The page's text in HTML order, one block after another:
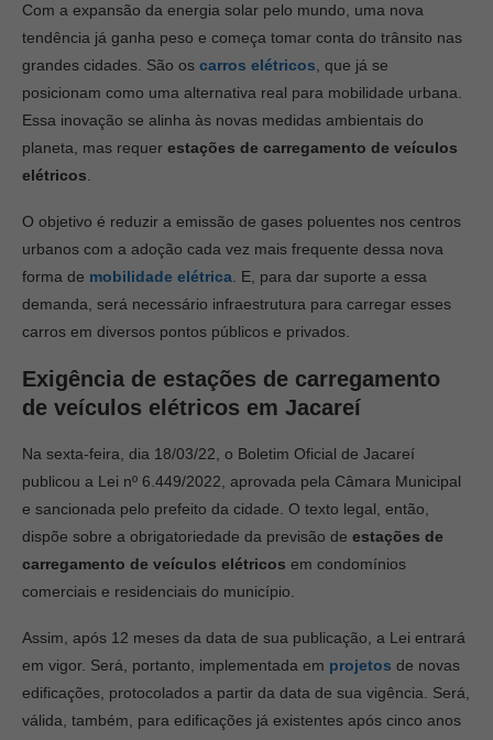
Com a expansão da energia solar pelo mundo, uma nova
tendência já ganha peso e começa tomar conta do trânsito nas
grandes cidades. São os carros elétricos , que já se
posicionam como uma alternativa real para mobilidade urbana.
Essa inovação se alinha às novas medidas ambientais do
planeta, mas requer estações de carregamento de veículos
elétricos
O objetivo é reduzir a emissão de gases poluentes nos centros
urbanos com a adoção cada vez mais frequente dessa nova
forma de mobilidade elétrica . E, para dar suporte a essa
demanda, será necessário infraestrutura para carregar esses
carros em diversos pontos públicos e privados.
Exigência de estações de carregamento
de veículos elétricos em Jacareí
Na sexta-feira, dia 18/03/22, o Boletim Oficial de Jacareí
publicou a Lei nº 6.449/2022, aprovada pela Câmara Municipal
e sancionada pelo prefeito da cidade. O texto legal, então,
dispõe sobre a obrigatoriedade da previsão de estações de
carregamento de veículos elétricos em condomínios
comerciais e residenciais do município.
Assim, após 12 meses da data de sua publicação, a Lei entrará
em vigor. Será, portanto, implementada em projetos de novas
edificações, protocolados a partir da data de sua vigência. Será,
válida, também, para edificações já existentes após cinco anos